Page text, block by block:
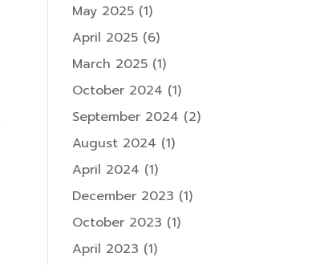
May 2025 (1)
April 2025 (6)
March 2025 (1)
October 2024 (1)
September 2024 (2)
August 2024 (1)
April 2024 (1)
December 2023 (1)
October 2023 (1)
April 2023 (1)